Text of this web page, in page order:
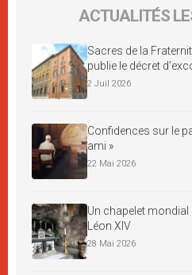
ACTUALITÉS
Sacres de la
publie le décret
2 Juil 2026
Confidences sur le
ami »
22 Mai 2026
Un chapelet
Léon XIV
28 Mai 2026